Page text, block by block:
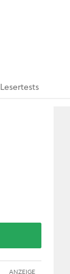
Lesertests
ANZEIGE